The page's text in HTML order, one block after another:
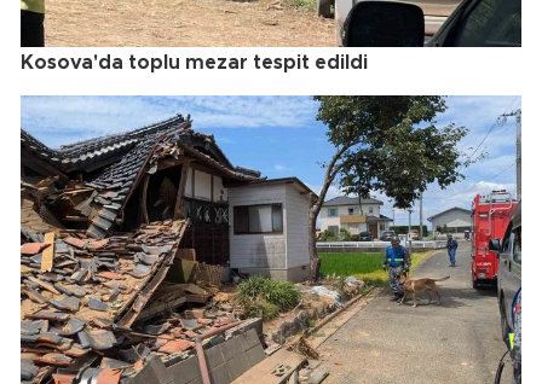
Kosova'da toplu mezar tespit edildi